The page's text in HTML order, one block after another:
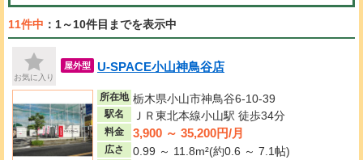
11件中 ：1～10件目までを表示中
お気に入り
屋外型 U-SPACE小山神鳥谷店
所在地 栃木県小山市神鳥谷6-10-39
駅名 ＪＲ東北本線小山駅 徒歩34分
料金 3,900 ～ 35,200円/月
広さ 0.99 ～ 11.8m²(約0.6 ～ 7.1帖)